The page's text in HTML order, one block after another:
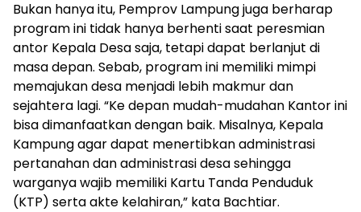
Bukan hanya itu, Pemprov Lampung juga berharap
program ini tidak hanya berhenti saat peresmian
antor Kepala Desa saja, tetapi dapat berlanjut di
masa depan. Sebab, program ini memiliki mimpi
memajukan desa menjadi lebih makmur dan
sejahtera lagi. “Ke depan mudah-mudahan Kantor ini
bisa dimanfaatkan dengan baik. Misalnya, Kepala
Kampung agar dapat menertibkan administrasi
pertanahan dan administrasi desa sehingga
warganya wajib memiliki Kartu Tanda Penduduk
(KTP) serta akte kelahiran,” kata Bachtiar.